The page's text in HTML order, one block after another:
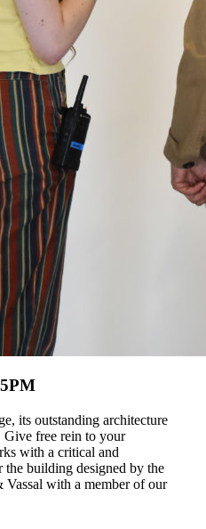
its outstanding architecture
Give free rein to your
with a critical and
the building designed by the
Vassal with a member of our